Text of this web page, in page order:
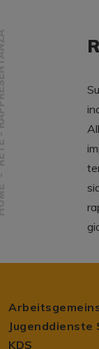
Jugenddienste
KDS